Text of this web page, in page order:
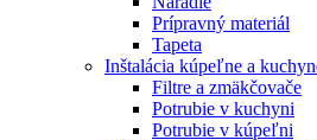
Prípravný materiál
Tapeta
Inštalácia kúpeľne a
Filtre a zmäkčovače
Potrubie v kuchyni
Potrubie v kúpeľni